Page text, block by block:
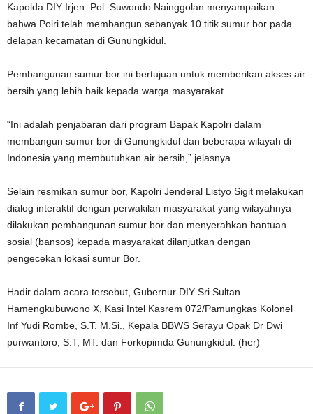
Kapolda DIY Irjen. Pol. Suwondo Nainggolan menyampaikan
bahwa Polri telah membangun sebanyak 10 titik sumur bor pada
delapan kecamatan di Gunungkidul.
Pembangunan sumur bor ini bertujuan untuk memberikan akses air
bersih yang lebih baik kepada warga masyarakat.
“Ini adalah penjabaran dari program Bapak Kapolri dalam
membangun sumur bor di Gunungkidul dan beberapa wilayah di
Indonesia yang membutuhkan air bersih,” jelasnya.
Selain resmikan sumur bor, Kapolri Jenderal Listyo Sigit melakukan
dialog interaktif dengan perwakilan masyarakat yang wilayahnya
dilakukan pembangunan sumur bor dan menyerahkan bantuan
sosial (bansos) kepada masyarakat dilanjutkan dengan
pengecekan lokasi sumur Bor.
Hadir dalam acara tersebut, Gubernur DIY Sri Sultan
Hamengkubuwono X, Kasi Intel Kasrem 072/Pamungkas Kolonel
Inf Yudi Rombe, S.T. M.Si., Kepala BBWS Serayu Opak Dr Dwi
purwantoro, S.T, MT. dan Forkopimda Gunungkidul. (her)